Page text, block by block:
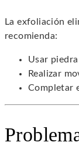
La exfoliación
recomienda:
Usar
Realizar
Completar